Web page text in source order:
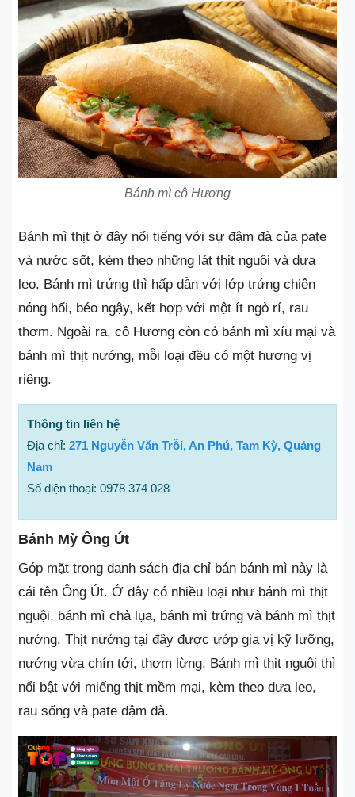
Bánh mì cô Hương
Bánh mì thịt ở đây nổi tiếng với sự đậm đà của pate
và nước sốt, kèm theo những lát thịt nguội và dưa
leo. Bánh mì trứng thì hấp dẫn với lớp trứng chiên
nóng hổi, béo ngậy, kết hợp với một ít ngò rí, rau
thơm. Ngoài ra, cô Hương còn có bánh mì xíu mại và
bánh mì thịt nướng, mỗi loại đều có một hương vị
riêng.
Thông tin liên hệ
Địa chỉ: 271 Nguyễn Văn Trỗi, An Phú, Tam Kỳ, Quảng
Nam
Số điện thoại: 0978 374 028
Bánh Mỳ Ông Út
Góp mặt trong danh sách địa chỉ bán bánh mì này là
cái tên Ông Út. Ở đây có nhiều loại như bánh mì thịt
nguội, bánh mì chả lụa, bánh mì trứng và bánh mì thịt
nướng. Thịt nướng tại đây được ướp gia vị kỹ lưỡng,
nướng vừa chín tới, thơm lừng. Bánh mì thịt nguội thì
nổi bật với miếng thịt mềm mại, kèm theo dưa leo,
rau sống và pate đậm đà.